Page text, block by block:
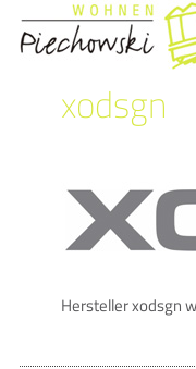
xodsgn
Hersteller xodsgn